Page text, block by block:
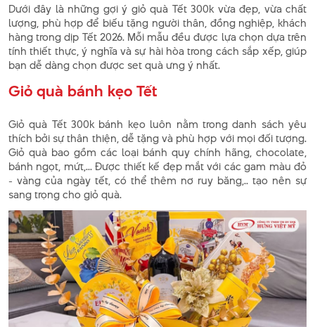
Dưới đây là những gợi ý giỏ quà Tết 300k vừa đẹp, vừa chất
lượng, phù hợp để biếu tặng người thân, đồng nghiệp, khách
hàng trong dịp Tết 2026. Mỗi mẫu đều được lựa chọn dựa trên
tính thiết thực, ý nghĩa và sự hài hòa trong cách sắp xếp, giúp
bạn dễ dàng chọn được set quà ưng ý nhất.
Giỏ quà bánh kẹo Tết
Giỏ quà Tết 300k bánh kẹo luôn nằm trong danh sách yêu
thích bởi sự thân thiện, dễ tặng và phù hợp với mọi đối tượng.
Giỏ quà bao gồm các loại bánh quy chính hãng, chocolate,
bánh ngọt, mứt,... Được thiết kế đẹp mắt với các gam màu đỏ
- vàng của ngày tết, có thể thêm nơ ruy băng,.. tạo nên sự
sang trọng cho giỏ quà.